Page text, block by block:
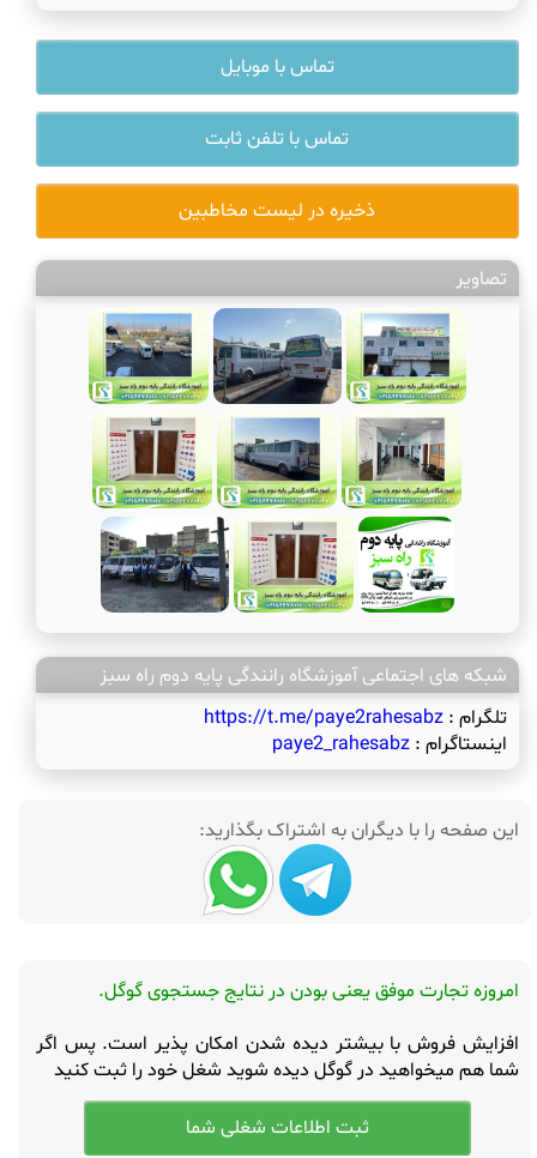
تماس با موبایل
تماس با تلفن ثابت
ذخیره در لیست مخاطبین
تصاویر
شبکه های اجتماعی آموزشگاه رانندگی پایه دوم راه سبز
تلگرام :https://t.me/paye2rahesabz
اینستاگرام :paye2_rahesabz
این صفحه را با دیگران به اشتراک بگذارید:
امروزه تجارت موفق یعنی بودن در نتایج جستجوی گوگل.
افزایش فروش با بیشتر دیده شدن امکان پذیر است. پس اگر
شما هم میخواهید در گوگل دیده شوید شغل خود را ثبت کنید